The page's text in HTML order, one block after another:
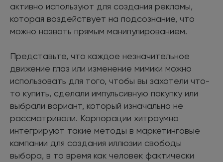
активно используют для создания рекламы,
которая воздействует на подсознание, что
можно назвать прямым манипулированием.
Представьте, что каждое незначительное
движение глаз или изменение мимики можно
использовать для того, чтобы вы захотели что-
то купить, сделали импульсивную покупку или
выбрали вариант, который изначально не
рассматривали. Корпорации хитроумно
интегрируют такие методы в маркетинговые
кампании для создания иллюзии свободы
выбора, в то время как человек фактически